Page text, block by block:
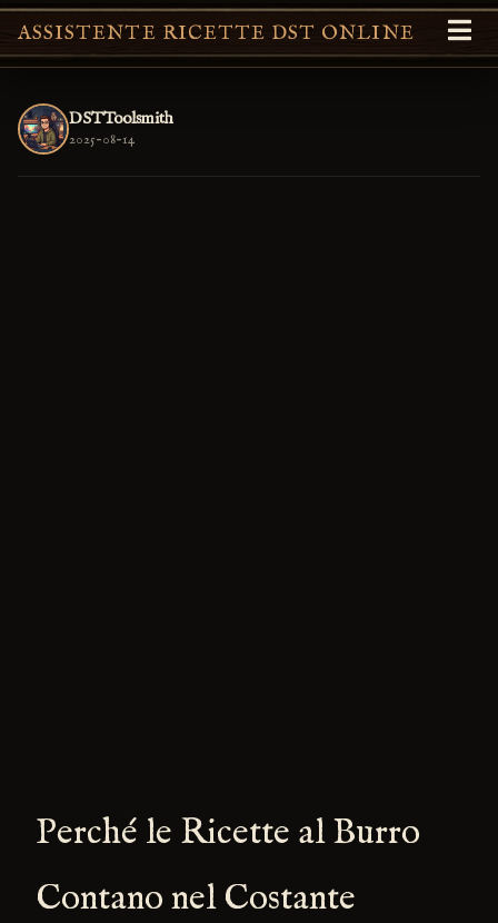
ASSISTENTE RICETTE DST ONLINE
DSTToolsmith
2025-08-14
Perché le Ricette al Burro
Contano nel Costante